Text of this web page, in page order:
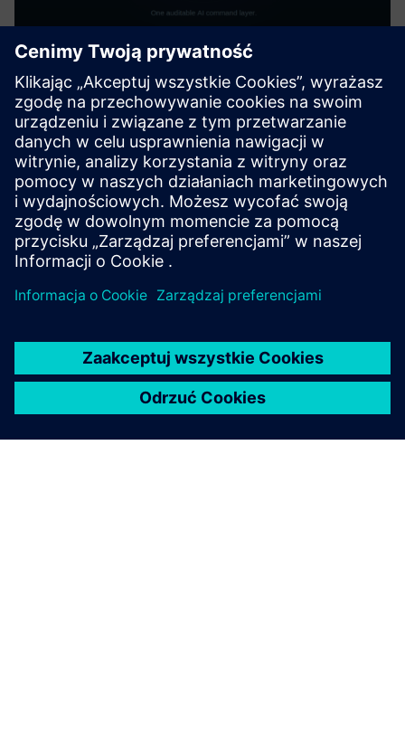
HALØ – Operational AI
Orchestrator
Przekształć dane operacyjne w skoordynowane działanie.
HALØ łączy dane na żywo, przepływy pracy, zatwierdzenia i
systemy korporacyjne w jedną kontrolowaną warstwę
poleceń AI.
Dowiedz się więcej